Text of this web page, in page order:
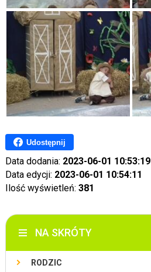
Udostępnij
Data dodania: 2023-06-01 10:53:19
Data edycji: 2023-06-01 10:54:11
Ilość wyświetleń: 381
NA SKRÓTY
RODZIC